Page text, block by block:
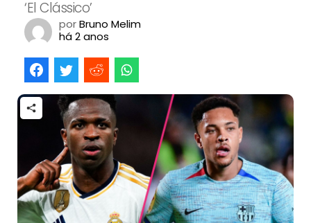
‘El Clássico’
porBruno Melim
há 2 anos